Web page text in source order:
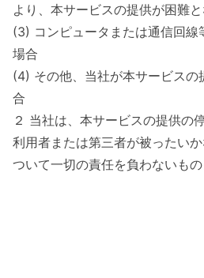
より、本サービスの提供が困難
(3) コンピュータまたは通信回線
場合
(4) その他、当社が本サービスの
合
２ 当社は、本サービスの提供の
利用者または第三者が被ったい
ついて一切の責任を負わないもの